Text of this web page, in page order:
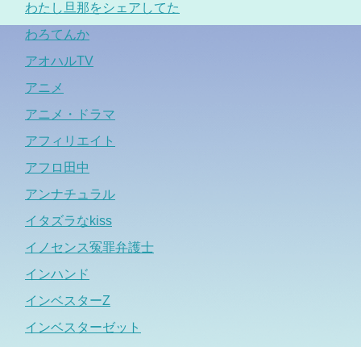
わたし旦那をシェアしてた
わろてんか
アオハルTV
アニメ
アニメ・ドラマ
アフィリエイト
アフロ田中
アンナチュラル
イタズラなkiss
イノセンス冤罪弁護士
インハンド
インベスターZ
インベスターゼット